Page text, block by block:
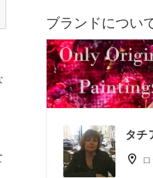
ブランドについ
タチ